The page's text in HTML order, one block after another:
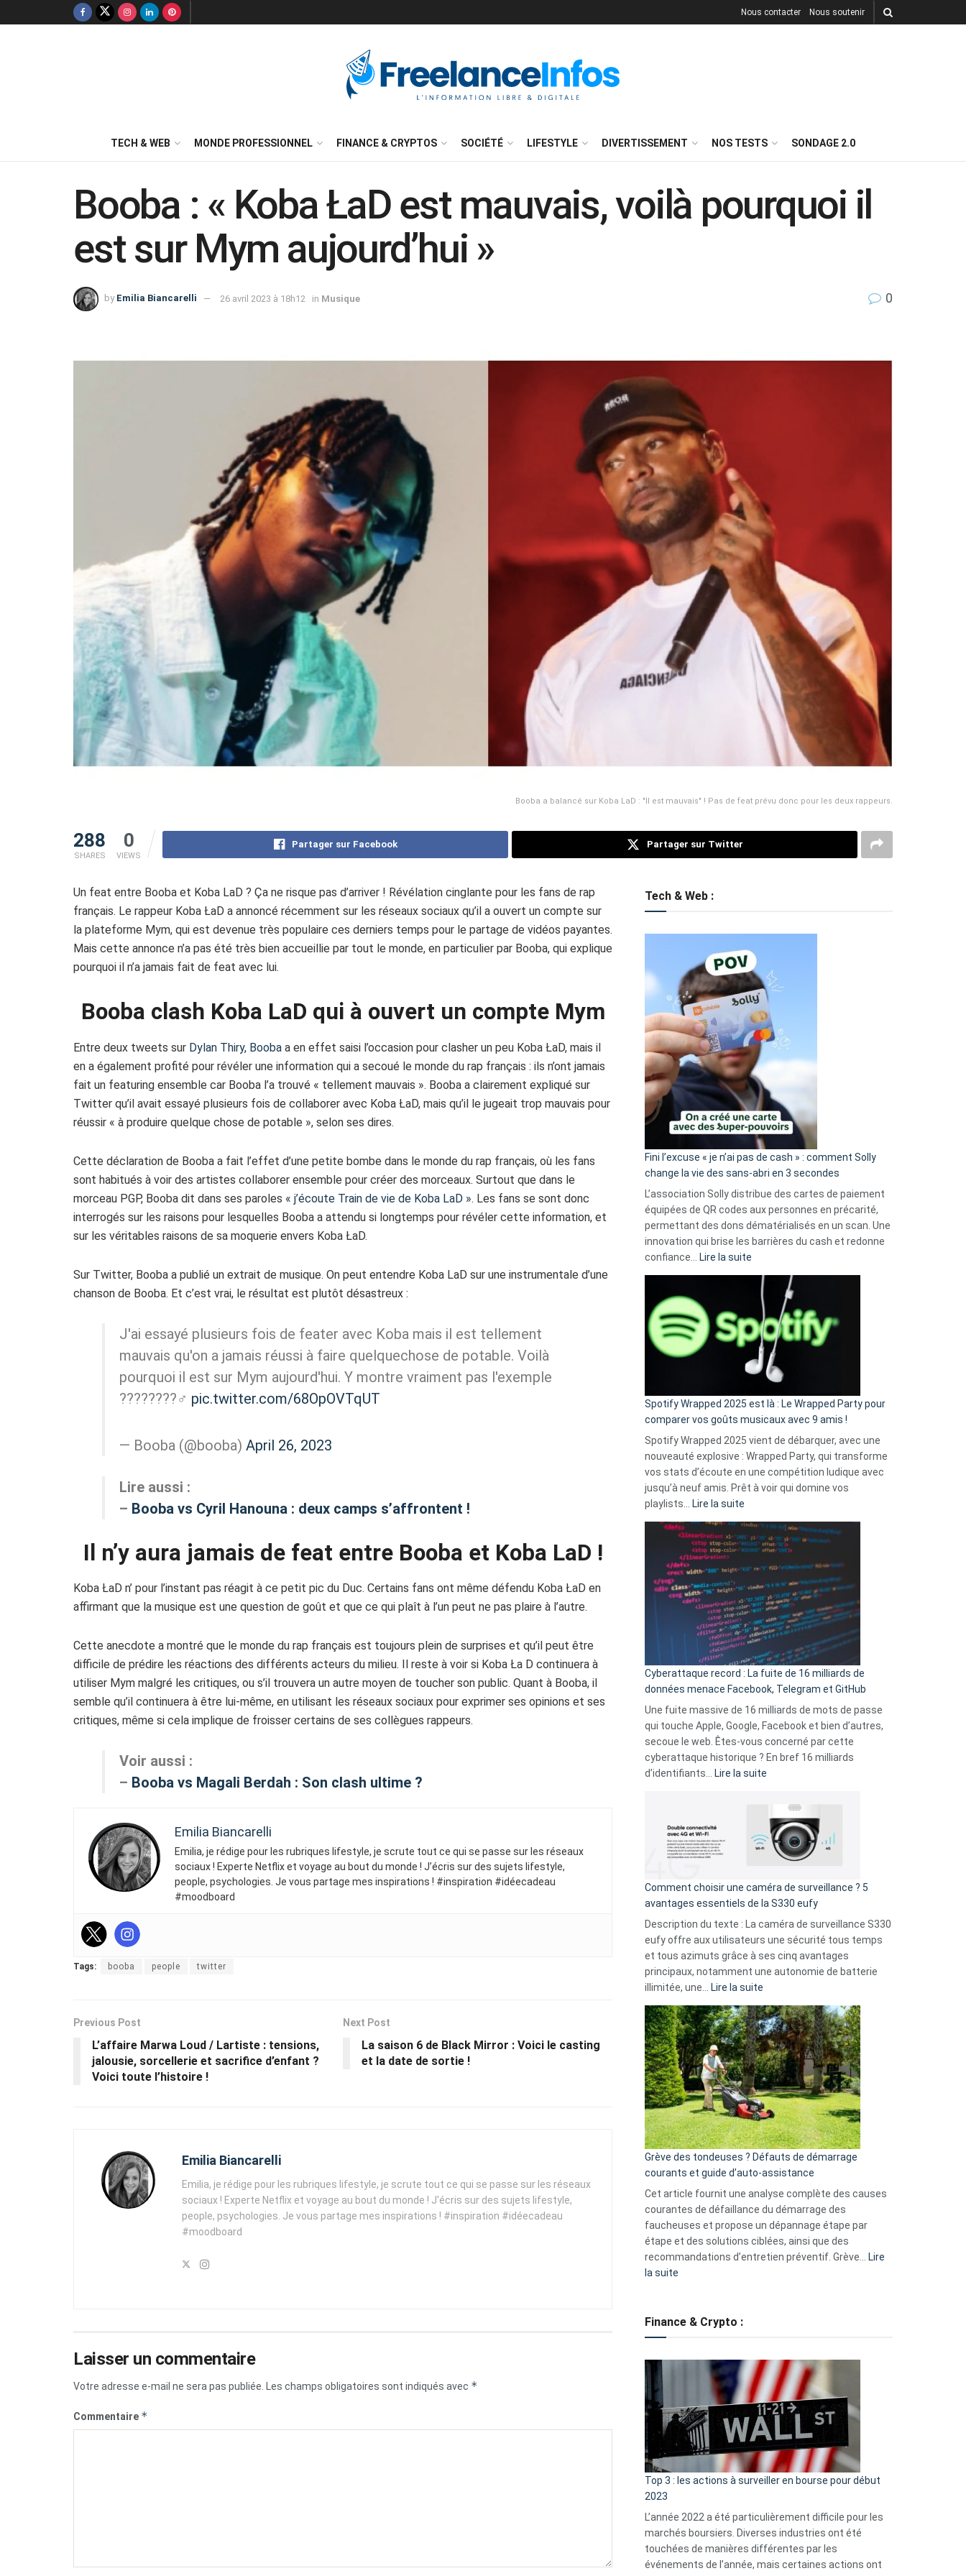
Nous contacter Nous soutenir
TECH & WEB MONDE PROFESSIONNEL FINANCE & CRYPTOS SOCIÉTÉ LIFESTYLE DIVERTISSEMENT NOS TESTS SONDAGE 2.0
Booba : « Koba ŁaD est mauvais, voilà pourquoi il
est sur Mym aujourd’hui »
by Emilia Biancarelli 26 avril 2023 à 18h12 in Musique 0
Booba a balancé sur Koba LaD : "Il est mauvais" ! Pas de feat prévu donc pour les deux rappeurs.
288
SHARES
0
VIEWS
Partager sur Facebook Partager sur Twitter
Un feat entre Booba et Koba LaD ? Ça ne risque pas d’arriver ! Révélation cinglante pour les fans de rap
français. Le rappeur Koba ŁaD a annoncé récemment sur les réseaux sociaux qu’il a ouvert un compte sur
la plateforme Mym, qui est devenue très populaire ces derniers temps pour le partage de vidéos payantes.
Mais cette annonce n’a pas été très bien accueillie par tout le monde, en particulier par Booba, qui explique
pourquoi il n’a jamais fait de feat avec lui.
Booba clash Koba LaD qui à ouvert un compte Mym
Entre deux tweets sur Dylan Thiry, Booba a en effet saisi l’occasion pour clasher un peu Koba ŁaD, mais il
en a également profité pour révéler une information qui a secoué le monde du rap français : ils n’ont jamais
fait un featuring ensemble car Booba l’a trouvé « tellement mauvais ». Booba a clairement expliqué sur
Twitter qu’il avait essayé plusieurs fois de collaborer avec Koba ŁaD, mais qu’il le jugeait trop mauvais pour
réussir « à produire quelque chose de potable », selon ses dires.
Cette déclaration de Booba a fait l’effet d’une petite bombe dans le monde du rap français, où les fans
sont habitués à voir des artistes collaborer ensemble pour créer des morceaux. Surtout que dans le
morceau PGP, Booba dit dans ses paroles « j’écoute Train de vie de Koba LaD ». Les fans se sont donc
interrogés sur les raisons pour lesquelles Booba a attendu si longtemps pour révéler cette information, et
sur les véritables raisons de sa moquerie envers Koba ŁaD.
Sur Twitter, Booba a publié un extrait de musique. On peut entendre Koba LaD sur une instrumentale d’une
chanson de Booba. Et c’est vrai, le résultat est plutôt désastreux :
J'ai essayé plusieurs fois de feater avec Koba mais il est tellement
mauvais qu'on a jamais réussi à faire quelquechose de potable. Voilà
pourquoi il est sur Mym aujourd'hui. Y montre vraiment pas l'exemple
????????‍♂️ pic.twitter.com/68OpOVTqUT
— Booba (@booba) April 26, 2023
Lire aussi :
– Booba vs Cyril Hanouna : deux camps s’affrontent !
Il n’y aura jamais de feat entre Booba et Koba LaD !
Koba ŁaD n’ pour l’instant pas réagit à ce petit pic du Duc. Certains fans ont même défendu Koba ŁaD en
affirmant que la musique est une question de goût et que ce qui plaît à l’un peut ne pas plaire à l’autre.
Cette anecdote a montré que le monde du rap français est toujours plein de surprises et qu’il peut être
difficile de prédire les réactions des différents acteurs du milieu. Il reste à voir si Koba Ła D continuera à
utiliser Mym malgré les critiques, ou s’il trouvera un autre moyen de toucher son public. Quant à Booba, il
semble qu’il continuera à être lui-même, en utilisant les réseaux sociaux pour exprimer ses opinions et ses
critiques, même si cela implique de froisser certains de ses collègues rappeurs.
Voir aussi :
– Booba vs Magali Berdah : Son clash ultime ?
Emilia Biancarelli
Emilia, je rédige pour les rubriques lifestyle, je scrute tout ce qui se passe sur les réseaux
sociaux ! Experte Netflix et voyage au bout du monde ! J’écris sur des sujets lifestyle,
people, psychologies. Je vous partage mes inspirations ! #inspiration #idéecadeau
#moodboard
Tags: booba people twitter
Previous Post
L’affaire Marwa Loud / Lartiste : tensions,
jalousie, sorcellerie et sacrifice d’enfant ?
Voici toute l’histoire !
Next Post
La saison 6 de Black Mirror : Voici le casting
et la date de sortie !
Emilia Biancarelli
Emilia, je rédige pour les rubriques lifestyle, je scrute tout ce qui se passe sur les réseaux
sociaux ! Experte Netflix et voyage au bout du monde ! J'écris sur des sujets lifestyle,
people, psychologies. Je vous partage mes inspirations ! #inspiration #idéecadeau
#moodboard
Laisser un commentaire
Votre adresse e-mail ne sera pas publiée. Les champs obligatoires sont indiqués avec *
Commentaire *
Tech & Web :
Fini l’excuse « je n’ai pas de cash » : comment Solly
change la vie des sans-abri en 3 secondes
L’association Solly distribue des cartes de paiement
équipées de QR codes aux personnes en précarité,
permettant des dons dématérialisés en un scan. Une
innovation qui brise les barrières du cash et redonne
confiance…
Lire la suite
l’excuse
je
n’ai
pas
de
cash
»
Solly
change
la
vie
sans-
abri
en
3
secondes
Spotify Wrapped 2025 est là : Le Wrapped Party pour
comparer vos goûts musicaux avec 9 amis !
Spotify Wrapped 2025 vient de débarquer, avec une
nouveauté explosive : Wrapped Party, qui transforme
vos stats d’écoute en une compétition ludique avec
jusqu’à neuf amis. Prêt à voir qui domine vos
playlists…
Lire la suite
Wrapped
2025
est
:
Le
Wrapped
Party
pour
comparer
vos
goûts
musicaux
avec
9
amis
Cyberattaque record : La fuite de 16 milliards de
données menace Facebook, Telegram et GitHub
Une fuite massive de 16 milliards de mots de passe
qui touche Apple, Google, Facebook et bien d’autres,
secoue le web. Êtes-vous concerné par cette
cyberattaque historique ? En bref 16 milliards
d’identifiants…
Lire la suite
record
La
fuite
16
milliards
données
menace
Facebook,
Telegram
GitHub
Comment choisir une caméra de surveillance ? 5
avantages essentiels de la S330 eufy
Description du texte : La caméra de surveillance S330
eufy offre aux utilisateurs une sécurité tous temps
et tous azimuts grâce à ses cinq avantages
principaux, notamment une autonomie de batterie
illimitée, une…
Lire la suite
choisir
une
caméra
de
surveillance
?
5
avantages
essentiels
de
la
S330
eufy
Grève des tondeuses ? Défauts de démarrage
courants et guide d’auto-assistance
Cet article fournit une analyse complète des causes
courantes de défaillance du démarrage des
faucheuses et propose un dépannage étape par
étape et des solutions ciblées, ainsi que des
recommandations d’entretien préventif. Grève…
Lire
la suite
tondeuses
démarrage
courants
et
guide
d’auto-
assistance
Finance & Crypto :
Top 3 : les actions à surveiller en bourse pour début
2023
L’année 2022 a été particulièrement difficile pour les
marchés boursiers. Diverses industries ont été
touchées de manières différentes par les
événements de l’année, mais certaines actions ont